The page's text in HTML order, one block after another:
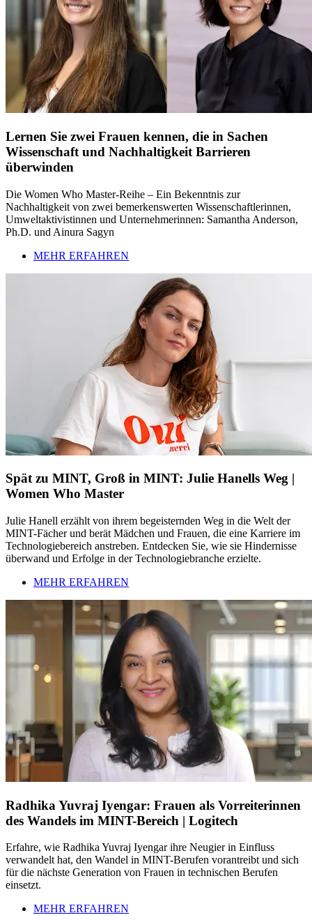
Lernen Sie zwei Frauen kennen, die in Sachen
Wissenschaft und Nachhaltigkeit Barrieren
überwinden
Die Women Who Master-Reihe – Ein Bekenntnis zur
Nachhaltigkeit von zwei bemerkenswerten Wissenschaftlerinnen,
Umweltaktivistinnen und Unternehmerinnen: Samantha Anderson,
Ph.D. und Ainura Sagyn
MEHR ERFAHREN
Spät zu MINT, Groß in MINT: Julie Hanells Weg |
Women Who Master
Julie Hanell erzählt von ihrem begeisternden Weg in die Welt der
MINT-Fächer und berät Mädchen und Frauen, die eine Karriere im
Technologiebereich anstreben. Entdecken Sie, wie sie Hindernisse
überwand und Erfolge in der Technologiebranche erzielte.
MEHR ERFAHREN
Radhika Yuvraj Iyengar: Frauen als Vorreiterinnen
des Wandels im MINT-Bereich | Logitech
Erfahre, wie Radhika Yuvraj Iyengar ihre Neugier in Einfluss
verwandelt hat, den Wandel in MINT-Berufen vorantreibt und sich
für die nächste Generation von Frauen in technischen Berufen
einsetzt.
MEHR ERFAHREN